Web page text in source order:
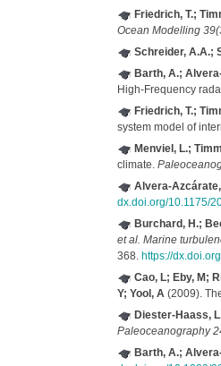
Friedrich, T.;
Ocean Modelling
Schreider, A.A.;
Barth, A.;
High-Frequency
Friedrich, T.;
system model of
Menviel, L.;
climate.
Alvera-
dx.doi.org/10.1175/
Burchard, H.;
et al. Marine
368. https://
Cao, L; Eby, M;
Y; Yool, A(2009).
Diester-Haass,
Paleoceanography
Barth, A.;